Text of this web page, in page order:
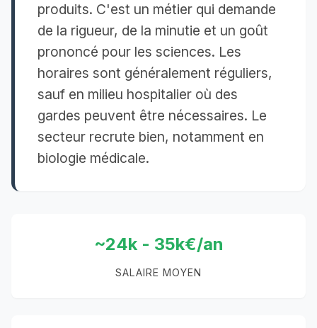
produits. C'est un métier qui demande
de la rigueur, de la minutie et un goût
prononcé pour les sciences. Les
horaires sont généralement réguliers,
sauf en milieu hospitalier où des
gardes peuvent être nécessaires. Le
secteur recrute bien, notamment en
biologie médicale.
~24k - 35k€/an
SALAIRE MOYEN